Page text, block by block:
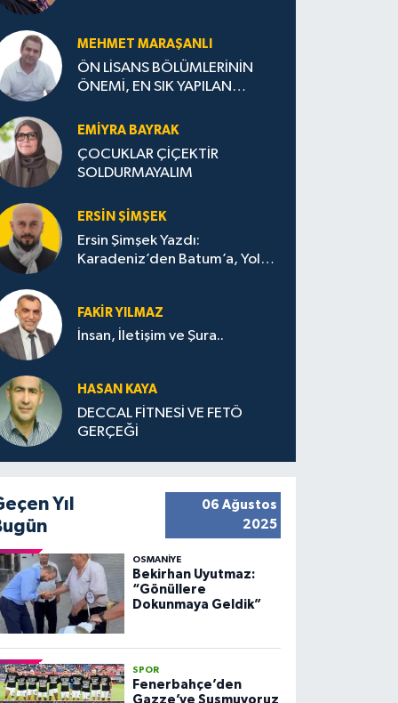
MEHMET MARAŞANLI
ÖN LİSANS BÖLÜMLERİNİN
ÖNEMİ, EN SIK YAPILAN
STRATEJİLERİ
EMIYRA BAYRAK
ÇOCUKLAR ÇİÇEKTİR
SOLDURMAYALIM
ERSIN ŞIMŞEK
Ersin Şimşek Yazdı:
Karadeniz’den Batum’a, Yolun
FAKIR YILMAZ
İnsan, İletişim ve Şura..
HASAN KAYA
DECCAL FİTNESİ VE FETÖ
GERÇEĞİ
Yıl
06 Ağustos
2025
OSMANIYE
Bekirhan Uyutmaz:
“Gönüllere
Dokunmaya Geldik”
SPOR
Fenerbahçe’den
Gazze’ye Susmuyoruz